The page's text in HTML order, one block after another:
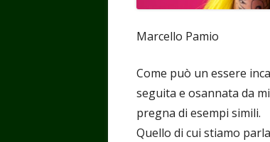
Marcello Pamio
Come può un essere
seguita e osannata da
pregna di esempi simili.
Quello di cui stiamo